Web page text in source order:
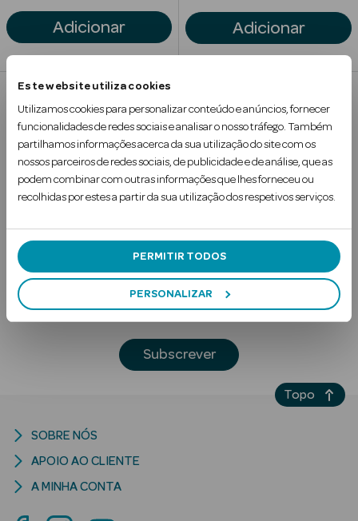
Este website utiliza cookies
Utilizamos cookies para personalizar conteúdo e anúncios, fornecer
funcionalidades de redes sociais e analisar o nosso tráfego. Também
partilhamos informações acerca da sua utilização do site com os
nossos parceiros de redes sociais, de publicidade e de análise, que as
podem combinar com outras informações que lhes forneceu ou
recolhidas por estes a partir da sua utilização dos respetivos serviços.
PERMITIR TODOS
PERSONALIZAR
Adicionar Adicionar
1
Newsletter
Digite o seu e-mail
Subscrever
SOBRE NÓS
APOIO AO CLIENTE
A MINHA CONTA
Topo